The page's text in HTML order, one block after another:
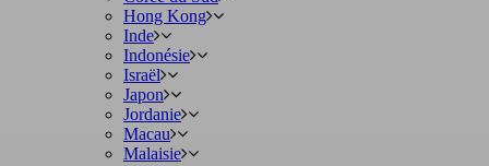
Hong Kong
Inde
Indonésie
Israël
Japon
Jordanie
Macau
Malaisie